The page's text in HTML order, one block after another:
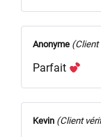
Anonyme (Client
Parfait
Kevin (Client